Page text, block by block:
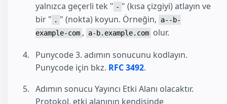
yalnızca geçerli tek " - " (kısa çizgiyi) atlayın ve
bir " . " (nokta) koyun. Örneğin,
a--b-
example-com , a-b.example.com olur.
Punycode 3. adımın sonucunu kodlayın.
Punycode için bkz. RFC 3492.
Adımın sonucu Yayıncı Etki Alanı olacaktır.
Protokol, etki alanının kendisinde